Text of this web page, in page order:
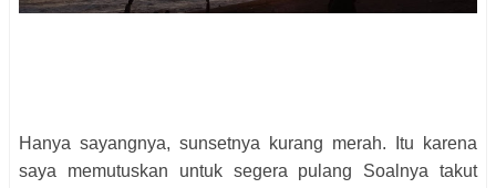
Hanya sayangnya, sunsetnya kurang merah. Itu karena
saya memutuskan untuk segera pulang Soalnya takut